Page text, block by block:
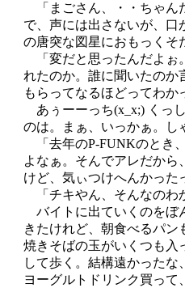
「まごさん、・・ちゃん
で、声には出さないが、口
の唐突な図星におもっくそ
「変だと思ったんだよぉ
れたのか。誰に聞いたのか
もらってなるほどってわか
あぅーーっち(x_x;) くっ
のは。まぁ、いっかぁ。し
「去年のP-FUNKのとき
よなぁ。そんでアレだか
けど、気ぃつけへんかった
「チキやん、そんなのわ
バイトに出ていくのをぼ
きたけれど、朝食べるパ
焼きそばの玉がいくつも入
して歩く。結構遠かった
ヨーグルトドリンク買っ